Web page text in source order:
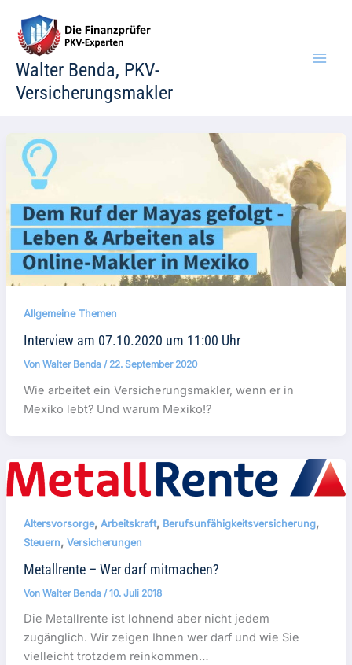
Inhalt
springen
Walter Benda, PKV-
Versicherungsmakler
Allgemeine Themen
Interview am 07.10.2020 um 11:00 Uhr
Von Walter Benda / 22. September 2020
Wie arbeitet ein Versicherungsmakler, wenn er in
Mexiko lebt? Und warum Mexiko!?
Altersvorsorge, Arbeitskraft, Berufsunfähigkeitsversicherung,
Steuern, Versicherungen
Metallrente – Wer darf mitmachen?
Von Walter Benda /10. Juli 2018
Die Metallrente ist lohnend aber nicht jedem
zugänglich. Wir zeigen Ihnen wer darf und wie Sie
vielleicht trotzdem reinkommen…